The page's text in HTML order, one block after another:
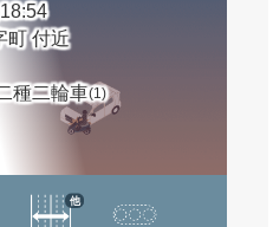
町 付近
種二輪車(1)
他